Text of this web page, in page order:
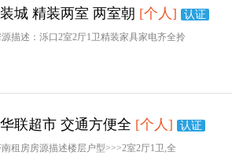
城 精装两室 两室朝 [个人] 认证
描述：泺口2室2厅1卫精装家具家电齐全拎
联超市 交通方便全 [个人] 认证
租房房源描述楼层户型>>>2室2厅1卫,全